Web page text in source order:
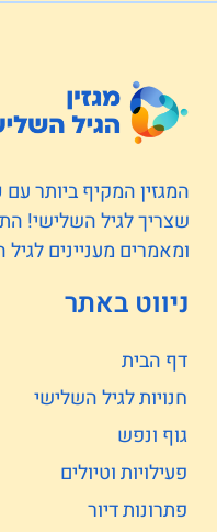
המגזין המקיף ביותר
שצריך לגיל השלישי!
ומאמרים מעניינים
ניווט באתר
דף הבית
חנויות לגיל השלישי
גוף ונפש
פעילויות וטיולים
פתרונות דיור